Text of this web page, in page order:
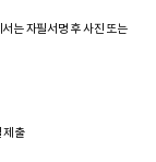
는 자필서명 후 사진 또는
제출